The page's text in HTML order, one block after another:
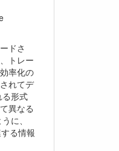
ドさ
トレー
率化の
れてデ
る形式
異なる
に、
る情報